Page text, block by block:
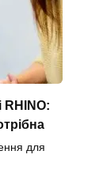
RHINO:
для